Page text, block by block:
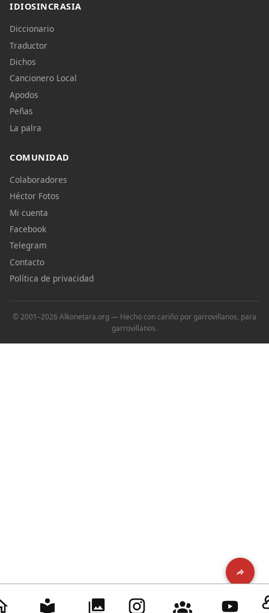
IDIOSINCRASIA
Diccionario
Traductor
Dichos
Cancionero Local
Apodos
Peñas
La palra
COMUNIDAD
Colaboradores
Héctor Fotos
Mi cuenta
Facebook
Telegram
Contacto
Política de privacidad
© 2001–2026 Alkonetara.org — Hecho con cariño por garrovillanos, para
garrovillanos.